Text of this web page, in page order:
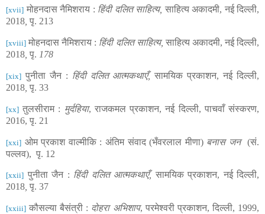
[xvii] मोहनदास नैमिशराय : हिंदी दलित साहित्य, साहित्य अकादमी, नई दिल्ली,
2018 पृ. 213
[xviii] मोहनदास नैमिशराय : हिंदी दलित साहित्य, साहित्य अकादमी, नई दिल्ली,
2018 पृ. 178
[xix] पुनीता जैन : हिंदी दलित आत्मकथाएँ,सामयिक प्रकाशन, नई दिल्ली,
2018 पृ. 33
[xx] तुलसीराम : मुर्दहिया, राजकमल प्रकाशन, नई दिल्ली, पाचवाँ संस्करण,
2016, पृ. 21
[xxi] ओम प्रकाश वाल्मीकि : अंतिम संवाद (भँवरलाल मीणा) बनास जन(सं.
पल्लव), पृ. 12
[xxii] पुनीता जैन : हिंदी दलित आत्मकथाएँ, सामयिक प्रकाशन, नई दिल्ली,
2018, पृ. 37
[xxiii] कौसल्या बैसंत्री : दोहरा अभिशाप, परमेश्वरी प्रकाशन, दिल्ली, 1999,